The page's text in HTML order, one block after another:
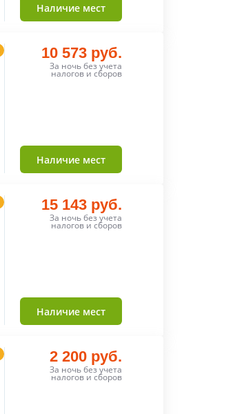
Наличие мест
10 573 руб.
За ночь без учета
налогов и сборов
Наличие мест
15 143 руб.
За ночь без учета
налогов и сборов
Наличие мест
2 200 руб.
За ночь без учета
налогов и сборов